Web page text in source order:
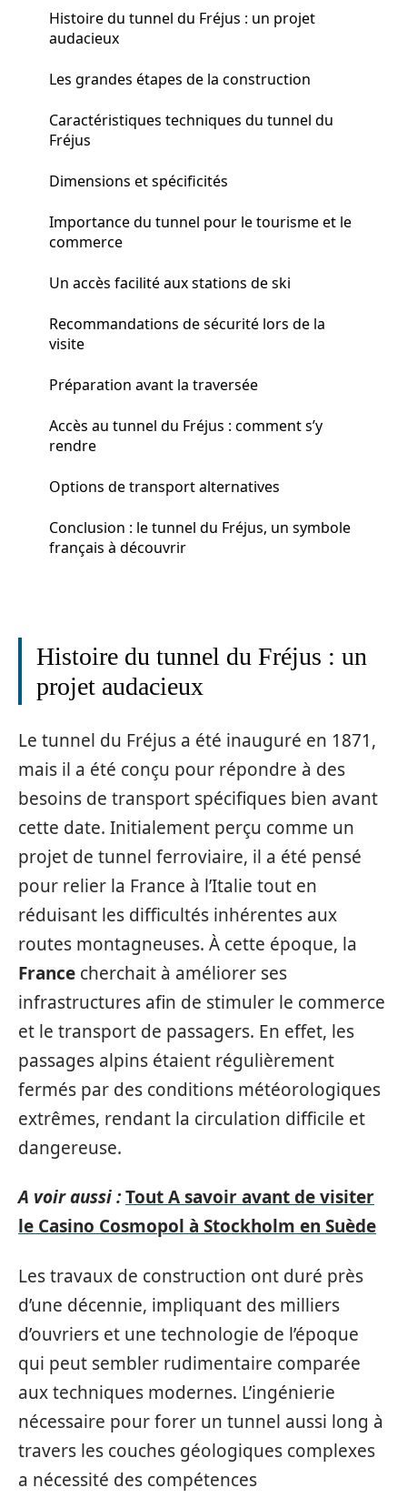
Histoire du tunnel du Fréjus : un projet
audacieux
Les grandes étapes de la construction
Caractéristiques techniques du tunnel du
Fréjus
Dimensions et spécificités
Importance du tunnel pour le tourisme et le
commerce
Un accès facilité aux stations de ski
Recommandations de sécurité lors de la
visite
Préparation avant la traversée
Accès au tunnel du Fréjus : comment s’y
rendre
Options de transport alternatives
Conclusion : le tunnel du Fréjus, un symbole
français à découvrir
Histoire du tunnel du Fréjus : un
projet audacieux
Le tunnel du Fréjus a été inauguré en 1871,
mais il a été conçu pour répondre à des
besoins de transport spécifiques bien avant
cette date. Initialement perçu comme un
projet de tunnel ferroviaire, il a été pensé
pour relier la France à l’Italie tout en
réduisant les difficultés inhérentes aux
routes montagneuses. À cette époque, la
France cherchait à améliorer ses
infrastructures afin de stimuler le commerce
et le transport de passagers. En effet, les
passages alpins étaient régulièrement
fermés par des conditions météorologiques
extrêmes, rendant la circulation difficile et
dangereuse.
A voir aussi :Tout A savoir avant de visiter
le Casino Cosmopol à Stockholm en Suède
Les travaux de construction ont duré près
d’une décennie, impliquant des milliers
d’ouvriers et une technologie de l’époque
qui peut sembler rudimentaire comparée
aux techniques modernes. L’ingénierie
nécessaire pour forer un tunnel aussi long à
travers les couches géologiques complexes
a nécessité des compétences